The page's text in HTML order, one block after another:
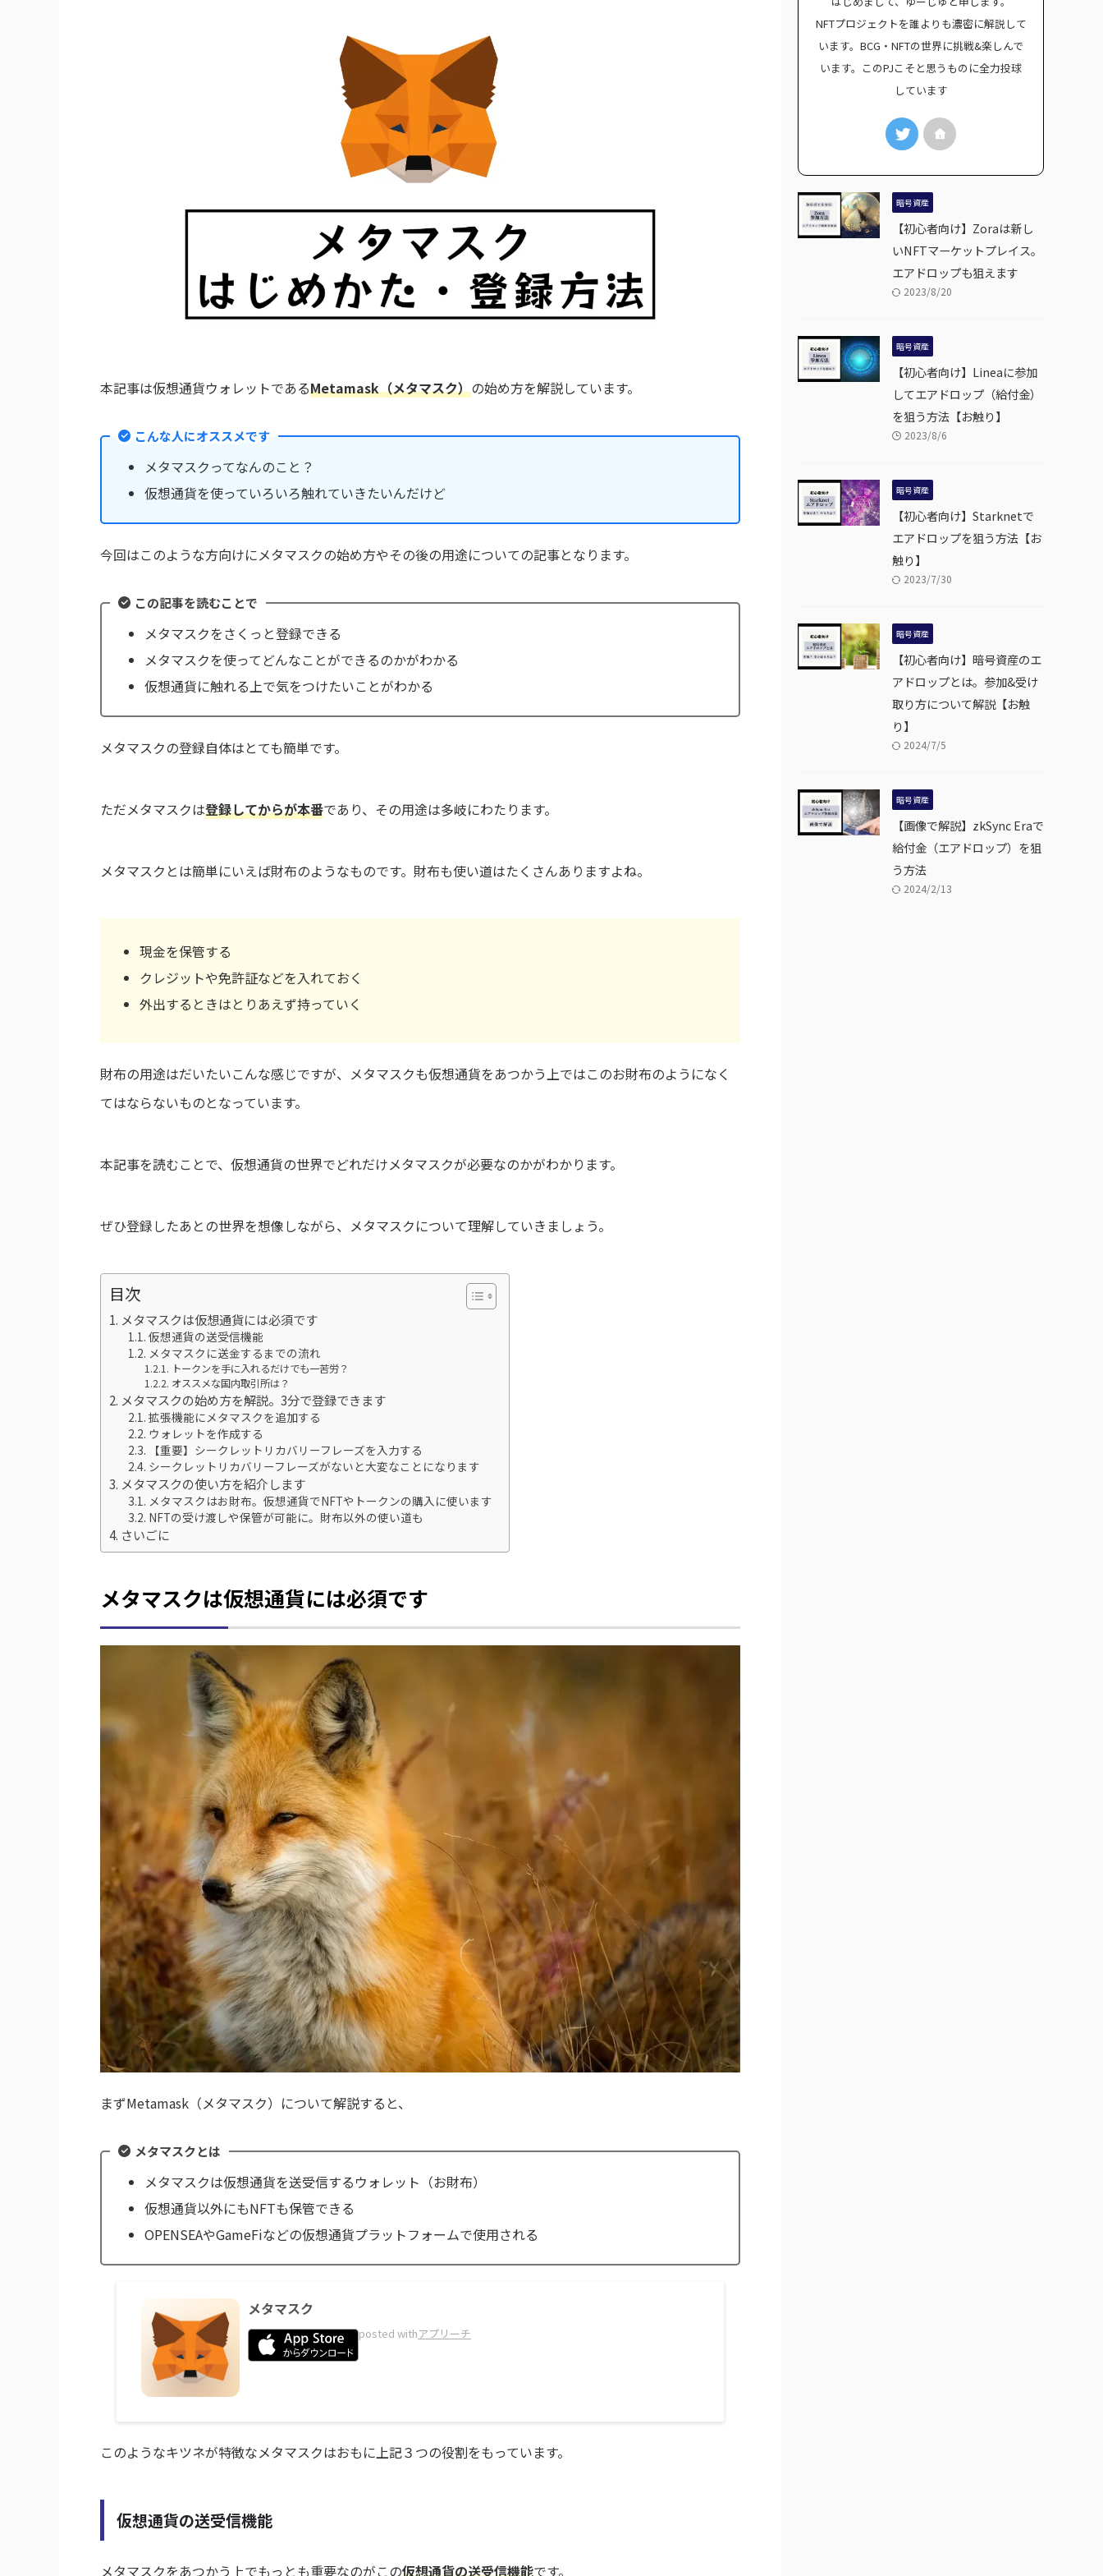
本記事は仮想通貨ウォレットであるMetamask（メタマスク）の始め方を解説しています。
こんな人にオススメです
メタマスクってなんのこと？
仮想通貨を使っていろいろ触れていきたいんだけど
今回はこのような方向けにメタマスクの始め方やその後の用途についての記事となります。
この記事を読むことで
メタマスクをさくっと登録できる
メタマスクを使ってどんなことができるのかがわかる
仮想通貨に触れる上で気をつけたいことがわかる
メタマスクの登録自体はとても簡単です。
ただメタマスクは登録してからが本番であり、その用途は多岐にわたります。
メタマスクとは簡単にいえば財布のようなものです。財布も使い道はたくさんありますよね。
現金を保管する
クレジットや免許証などを入れておく
外出するときはとりあえず持っていく
財布の用途はだいたいこんな感じですが、メタマスクも仮想通貨をあつかう上ではこのお財布のようになく
てはならないものとなっています。
本記事を読むことで、仮想通貨の世界でどれだけメタマスクが必要なのかがわかります。
ぜひ登録したあとの世界を想像しながら、メタマスクについて理解していきましょう。
目次
メタマスクは仮想通貨には必須です
仮想通貨の送受信機能
メタマスクに送金するまでの流れ
トークンを手に入れるだけでも一苦労？
オススメな国内取引所は？
メタマスクの始め方を解説。3分で登録できます
拡張機能にメタマスクを追加する
ウォレットを作成する
【重要】シークレットリカバリーフレーズを入力する
シークレットリカバリーフレーズがないと大変なことになります
メタマスクの使い方を紹介します
メタマスクはお財布。仮想通貨でNFTやトークンの購入に使います
NFTの受け渡しや保管が可能に。財布以外の使い道も
さいごに
メタマスクは仮想通貨には必須です
まずMetamask（メタマスク）について解説すると、
メタマスクとは
メタマスクは仮想通貨を送受信するウォレット（お財布）
仮想通貨以外にもNFTも保管できる
OPENSEAやGameFiなどの仮想通貨プラットフォームで使用される
メタマスク
posted withアプリーチ
このようなキツネが特徴なメタマスクはおもに上記３つの役割をもっています。
仮想通貨の送受信機能
メタマスクをあつかう上でもっとも重要なのがこの仮想通貨の送受信機能です。
NFTプロジェクトを誰よりも濃密に解説して
います。BCG・NFTの世界に挑戦&楽しんで
います。このPJこそと思うものに全力投球
しています
暗号資産
【初心者向け】Zoraは新し
いNFTマーケットプレイス。
エアドロップも狙えます
2023/8/20
暗号資産
【初心者向け】Lineaに参加
してエアドロップ（給付金）
を狙う方法【お触り】
2023/8/6
暗号資産
【初心者向け】Starknetで
エアドロップを狙う方法【お
触り】
2023/7/30
暗号資産
【初心者向け】暗号資産のエ
アドロップとは。参加&受け
取り方について解説【お触
り】
2024/7/5
暗号資産
【画像で解説】zkSync Eraで
給付金（エアドロップ）を狙
う方法
2024/2/13